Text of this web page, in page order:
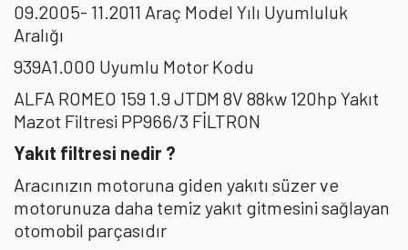
09.2005- 11.2011 Araç Model Yılı Uyumluluk
Aralığı
939A1.000 Uyumlu Motor Kodu
ALFA ROMEO 159 1.9 JTDM 8V 88kw 120hp Yakıt
Mazot Filtresi PP966/3 FİLTRON
Yakıt filtresi nedir ?
Aracınızın motoruna giden yakıtı süzer ve
motorunuza daha temiz yakıt gitmesini sağlayan
otomobil parçasıdır